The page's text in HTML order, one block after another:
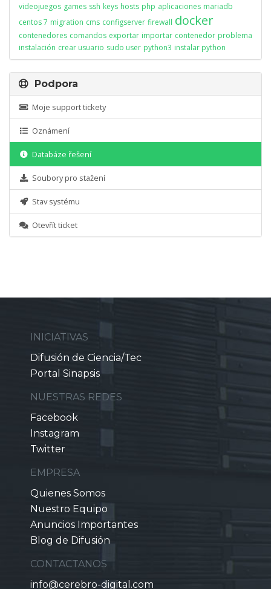
videojuegos games ssh keys hosts php aplicaciones mariadb
centos 7 migration cms configserver firewall docker
contenedores comandos exportar importar contenedor problema
instalación crear usuario sudo user python3 instalar python
Podpora
Moje support tickety
Oznámení
Databáze řešení
Soubory pro stažení
Stav systému
Otevřít ticket
INICIATIVAS
Difusión de Ciencia/Tec
Portal Sinapsis
NUESTRAS REDES
Facebook
Instagram
Twitter
EMPRESA
Quienes Somos
Nuestro Equipo
Anuncios Importantes
Blog de Difusión
CONTACTANOS
info@cerebro-digital.com